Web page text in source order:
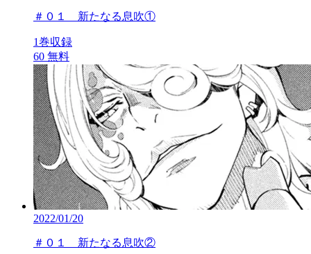
＃０１ 新たなる息吹①
1巻収録
60 無料
2022/01/20
＃０１ 新たなる息吹②